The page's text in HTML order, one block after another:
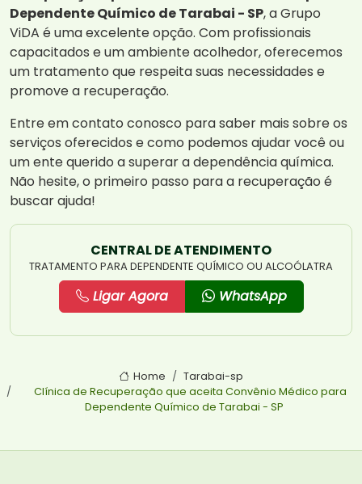
Dependente Químico de Tarabai - SP, a Grupo
ViDA é uma excelente opção. Com profissionais
capacitados e um ambiente acolhedor, oferecemos
um tratamento que respeita suas necessidades e
promove a recuperação.
Entre em contato conosco para saber mais sobre os
serviços oferecidos e como podemos ajudar você ou
um ente querido a superar a dependência química.
Não hesite, o primeiro passo para a recuperação é
buscar ajuda!
CENTRAL DE ATENDIMENTO
TRATAMENTO PARA DEPENDENTE QUÍMICO OU ALCOÓLATRA
Ligar Agora WhatsApp
Home
Tarabai-sp
Clínica de Recuperação que aceita Convênio Médico para
Dependente Químico de Tarabai - SP